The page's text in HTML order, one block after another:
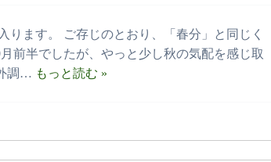
ります。 ご存じのとおり、「春分」と同じく
前半でしたが、やっと少し秋の気配を感じ取
調… もっと読む »